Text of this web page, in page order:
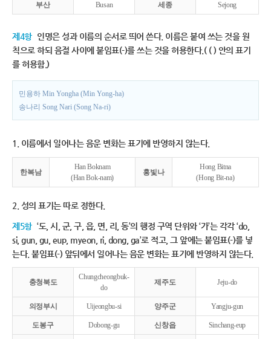
부산 Busan 세종 Sejong
제4항 인명은 성과 이름의 순서로 띄어 쓴다. 이름은 붙여 쓰는 것을 원
칙으로 하되 음절 사이에 붙임표(-)를 쓰는 것을 허용한다.( ( ) 안의 표기
를 허용함.)
민용하 Min Yongha (Min Yong-ha)
송나리 Song Nari (Song Na-ri)
1. 이름에서 일어나는 음운 변화는 표기에 반영하지 않는다.
한복남
Han Boknam
(Han Bok-nam)
홍빛나
Hong Bitna
(Hong Bit-na)
2. 성의 표기는 따로 정한다.
제5항 ‘도, 시, 군, 구, 읍, 면, 리, 동’의 행정 구역 단위와 ‘가’는 각각 ‘do,
si, gun, gu, eup, myeon, ri, dong, ga’로 적고, 그 앞에는 붙임표(-)를 넣
는다. 붙임표(-) 앞뒤에서 일어나는 음운 변화는 표기에 반영하지 않는다.
충청북도
Chungcheongbuk-
do
제주도 Jeju-do
의정부시 Uijeongbu-si 양주군 Yangju-gun
도봉구 Dobong-gu 신창읍 Sinchang-eup